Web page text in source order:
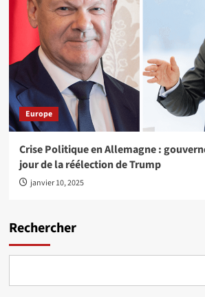
Europe
Crise Politique en Allemagne :
jour de la réélection de Trump
janvier 10, 2025
Rechercher